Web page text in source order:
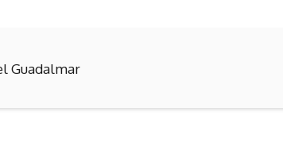
Guadalmar